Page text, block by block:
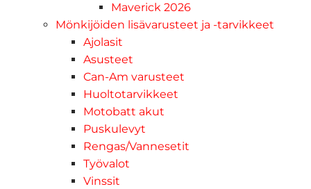
Maverick 2026
Mönkijöiden lisävarusteet ja -tarvikkeet
Ajolasit
Asusteet
Can-Am varusteet
Huoltotarvikkeet
Motobatt akut
Puskulevyt
Rengas/Vannesetit
Työvalot
Vinssit